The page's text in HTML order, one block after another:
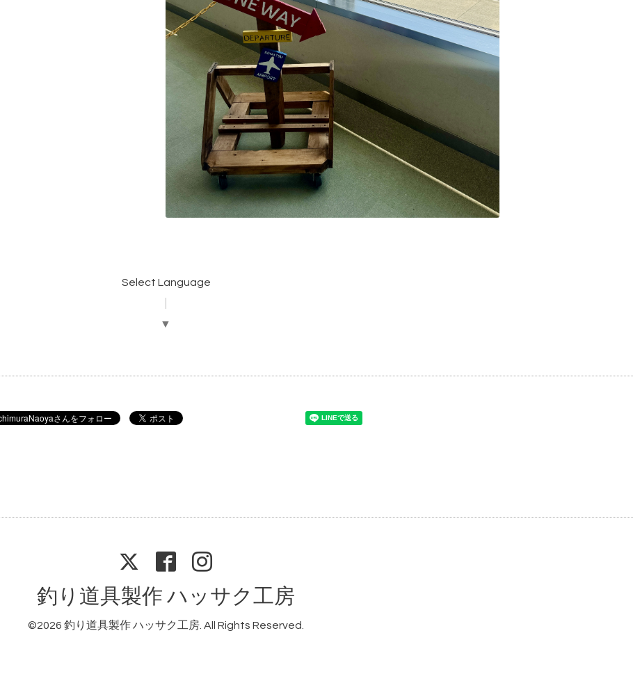
Select Language
▼
釣り道具製作 ハッサク工房
©2026 釣り道具製作 ハッサク工房. All Rights Reserved.